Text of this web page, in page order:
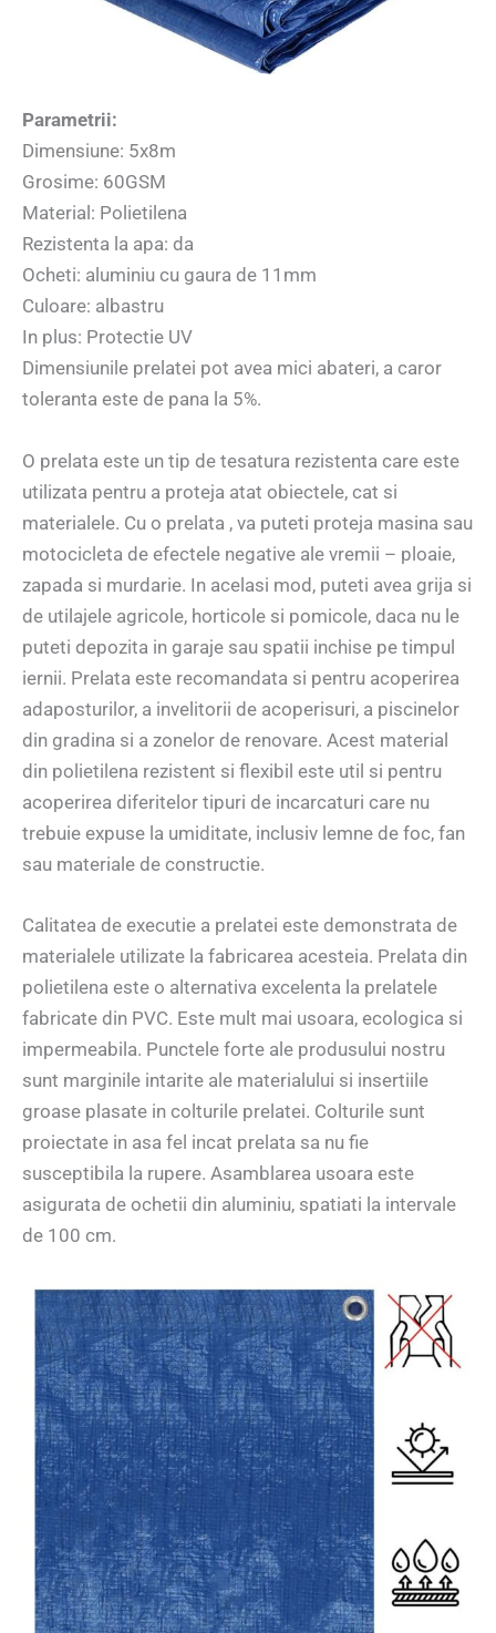
Parametrii:
Dimensiune: 5x8m
Grosime: 60GSM
Material: Polietilena
Rezistenta la apa: da
Ocheti: aluminiu cu gaura de 11mm
Culoare: albastru
In plus: Protectie UV
Dimensiunile prelatei pot avea mici abateri, a caror
toleranta este de pana la 5%.
O prelata este un tip de tesatura rezistenta care este
utilizata pentru a proteja atat obiectele, cat si
materialele. Cu o prelata , va puteti proteja masina sau
motocicleta de efectele negative ale vremii – ploaie,
zapada si murdarie. In acelasi mod, puteti avea grija si
de utilajele agricole, horticole si pomicole, daca nu le
puteti depozita in garaje sau spatii inchise pe timpul
iernii. Prelata este recomandata si pentru acoperirea
adaposturilor, a invelitorii de acoperisuri, a piscinelor
din gradina si a zonelor de renovare. Acest material
din polietilena rezistent si flexibil este util si pentru
acoperirea diferitelor tipuri de incarcaturi care nu
trebuie expuse la umiditate, inclusiv lemne de foc, fan
sau materiale de constructie.
Calitatea de executie a prelatei este demonstrata de
materialele utilizate la fabricarea acesteia. Prelata din
polietilena este o alternativa excelenta la prelatele
fabricate din PVC. Este mult mai usoara, ecologica si
impermeabila. Punctele forte ale produsului nostru
sunt marginile intarite ale materialului si insertiile
groase plasate in colturile prelatei. Colturile sunt
proiectate in asa fel incat prelata sa nu fie
susceptibila la rupere. Asamblarea usoara este
asigurata de ochetii din aluminiu, spatiati la intervale
de 100 cm.